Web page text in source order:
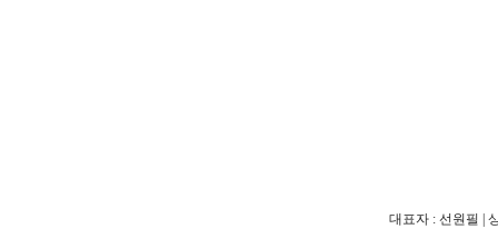
대표자 : 선원필 |